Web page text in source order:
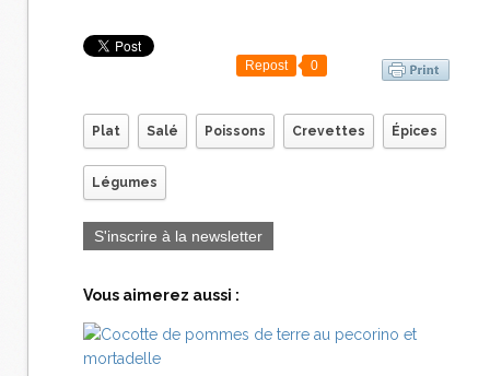
Repost 0
Plat Salé Poissons Crevettes Épices
Légumes
S'inscrire à la newsletter
Vous aimerez aussi :